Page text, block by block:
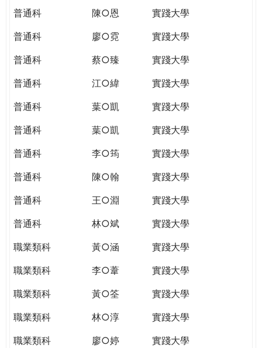
普通科
陳○恩
實踐大學
普通科
廖○霓
實踐大學
普通科
蔡○臻
實踐大學
普通科
江○緯
實踐大學
普通科
葉○凱
實踐大學
普通科
葉○凱
實踐大學
普通科
李○筠
實踐大學
普通科
陳○翰
實踐大學
普通科
王○淵
實踐大學
普通科
林○斌
實踐大學
職業類科
黃○涵
實踐大學
職業類科
李○葦
實踐大學
職業類科
黃○筌
實踐大學
職業類科
林○淳
實踐大學
職業類科
廖○婷
實踐大學